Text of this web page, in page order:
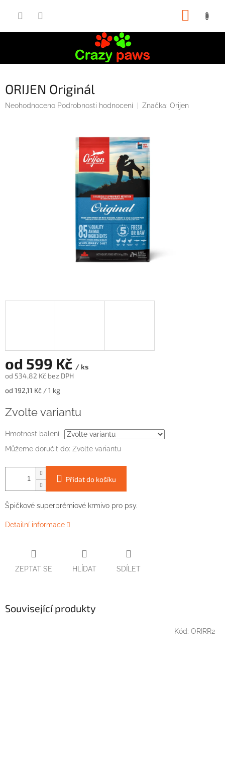
ORIJEN Originál
Průměrné
Neohodnoceno Podrobnosti hodnocení Značka: Orijen
od 599 Kč / ks
od 534,82 Kč bez DPH
Měrná
od 192,11 Kč / 1 kg
Zvolte variantu
Hmotnost balení
Můžeme doručit do: Zvolte variantu
Přidat do košíku
Špičkové superprémiové krmivo pro psy.
Detailní informace
ZEPTAT SE HLÍDAT SDÍLET
Související produkty
Kód: ORIRR2